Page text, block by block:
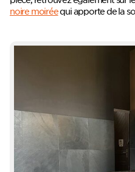
noire moiréequi apporte de la